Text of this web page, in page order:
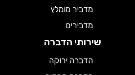
מדביר מומלץ
מדבירים
שירותי הדברה
הדברה ירוקה